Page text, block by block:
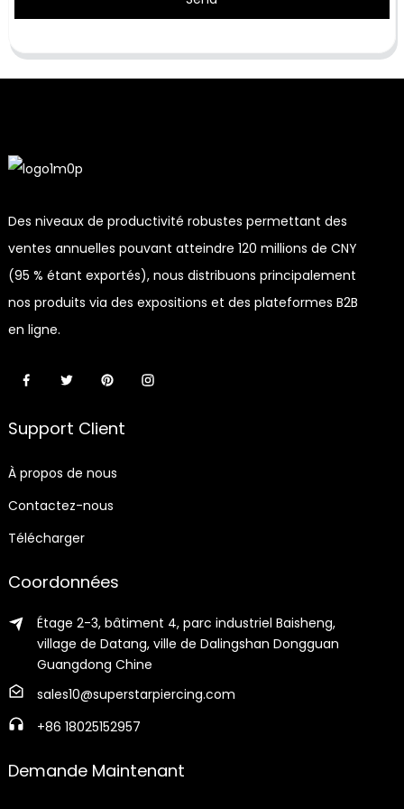
Des niveaux de productivité robustes permettant des
ventes annuelles pouvant atteindre 120 millions de CNY
(95 % étant exportés), nous distribuons principalement
nos produits via des expositions et des plateformes B2B
en ligne.
Support Client
À propos de nous
Contactez-nous
Télécharger
Coordonnées
Étage 2-3, bâtiment 4, parc industriel Baisheng,
village de Datang, ville de Dalingshan Dongguan
Guangdong Chine
sales10@superstarpiercing.com
+86 18025152957
Demande Maintenant